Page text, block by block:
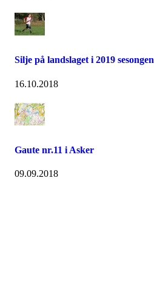
Silje på landslaget i 2019 sesongen
16.10.2018
Gaute nr.11 i Asker
09.09.2018